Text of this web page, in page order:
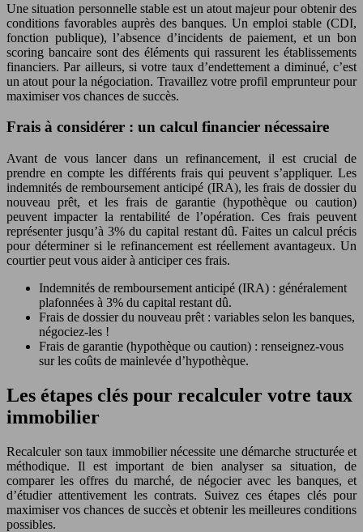
Une situation personnelle stable est un atout majeur pour obtenir des
conditions favorables auprès des banques. Un emploi stable (CDI,
fonction publique), l’absence d’incidents de paiement, et un bon
scoring bancaire sont des éléments qui rassurent les établissements
financiers. Par ailleurs, si votre taux d’endettement a diminué, c’est
un atout pour la négociation. Travaillez votre profil emprunteur pour
maximiser vos chances de succès.
Frais à considérer : un calcul financier nécessaire
Avant de vous lancer dans un refinancement, il est crucial de
prendre en compte les différents frais qui peuvent s’appliquer. Les
indemnités de remboursement anticipé (IRA), les frais de dossier du
nouveau prêt, et les frais de garantie (hypothèque ou caution)
peuvent impacter la rentabilité de l’opération. Ces frais peuvent
représenter jusqu’à 3% du capital restant dû. Faites un calcul précis
pour déterminer si le refinancement est réellement avantageux. Un
courtier peut vous aider à anticiper ces frais.
Indemnités de remboursement anticipé (IRA) : généralement
plafonnées à 3% du capital restant dû.
Frais de dossier du nouveau prêt : variables selon les banques,
négociez-les !
Frais de garantie (hypothèque ou caution) : renseignez-vous
sur les coûts de mainlevée d’hypothèque.
Les étapes clés pour recalculer votre taux
immobilier
Recalculer son taux immobilier nécessite une démarche structurée et
méthodique. Il est important de bien analyser sa situation, de
comparer les offres du marché, de négocier avec les banques, et
d’étudier attentivement les contrats. Suivez ces étapes clés pour
maximiser vos chances de succès et obtenir les meilleures conditions
possibles.